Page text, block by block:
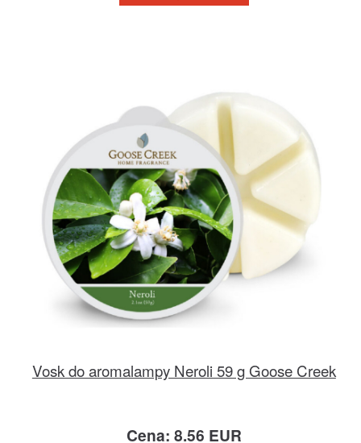
Vosk do aromalampy Neroli 59 g Goose Creek
Cena: 8.56 EUR